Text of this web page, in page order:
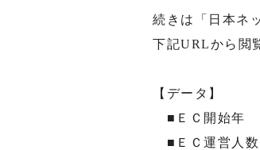
続きは「日本ネ
下記URLから閲
【データ】
■ＥＣ開始年
■ＥＣ運営人